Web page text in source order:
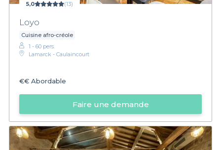
5,0 (13)
Loyo
Cuisine afro-créole
1 - 60 pers.
Lamarck - Caulaincourt
€€ Abordable
Faire une demande